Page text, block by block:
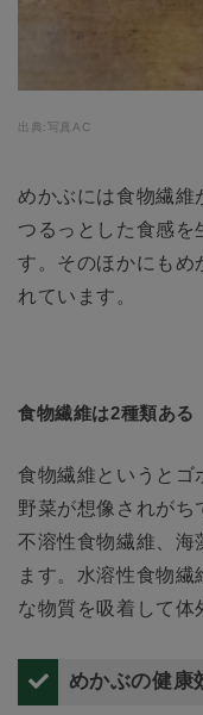
出典:写真AC
めかぶには食物繊維
つるっとした食感を
す。そのほかにもめ
れています。
食物繊維は2種類ある
食物繊維というとゴ
野菜が想像されがち
不溶性食物繊維、海
ます。水溶性食物
な物質を吸着して体
めかぶの健